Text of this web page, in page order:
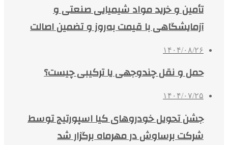
تأمین و خرید مواد شیمیایی صنعتی و
آزمایشگاهی با قیمت به‌روز و تضمین اصالت
۱۴۰۴/۰۸/۲۶
حمل و نقل چندوجهی یا ترکیبی چیست؟
۱۴۰۴/۰۷/۲۵
جشن تحویل خودروهای کیا اسپورتیج توسط
شرکت برساوش در مهرماه برگزار شد